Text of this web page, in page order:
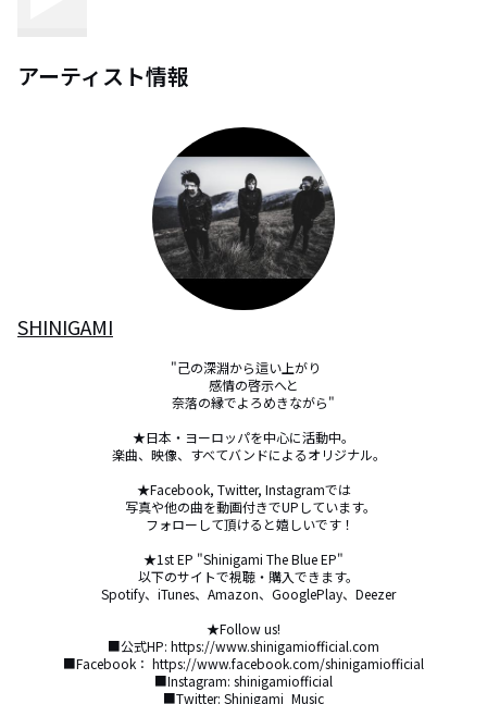
アーティスト情報
SHINIGAMI
★日本・ヨーロッパを中心に活動中。
★Facebook, Twitter, Instagramでは
写真や他の曲を動画付きでUPしています。
フォローして頂けると嬉しいです！
★1st EP "Shinigami The Blue EP"
★Follow us!
■公式HP: https://www.shinigamiofficial.com
■Facebook： https://www.facebook.com/shinigamiofficial
■Instagram: shinigamiofficial